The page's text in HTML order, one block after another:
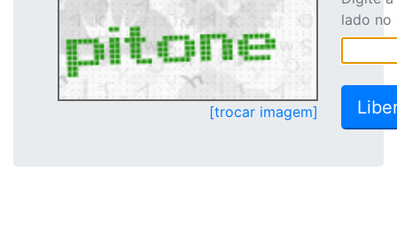
[trocar imagem]
lado no